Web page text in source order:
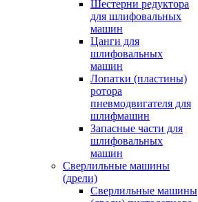
Шестерни редуктора
для шлифовальных
машин
Цанги для
шлифовальных
машин
Лопатки (пластины)
ротора
пневмодвигателя для
шлифмашин
Запасные части для
шлифовальных
машин
Сверлильные машины
(дрели)
Сверлильные машины